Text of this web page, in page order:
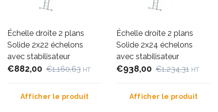
Échelle droite 2 plans
Solide 2x22 échelons
avec stabilisateur
€882,00 €1.160,63 HT
Afficher le produit
Échelle droite 2 plans
Solide 2x24 échelons
avec stabilisateur
€938,00 €1.234,31 HT
Afficher le produit